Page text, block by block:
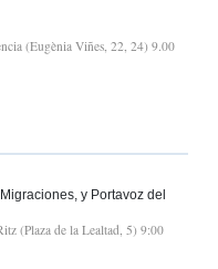
(Eugènia Viñes, 22, 24) 9.00
y Portavoz del
(Plaza de la Lealtad, 5) 9:00